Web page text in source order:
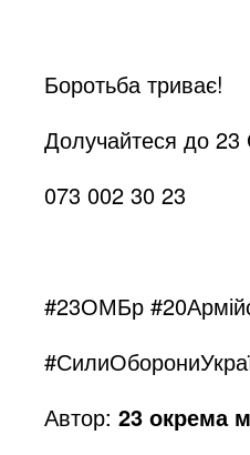
Боротьба триває!
Долучайтеся до
073 002 30 23
#23ОМБр
Автор:23 окрема